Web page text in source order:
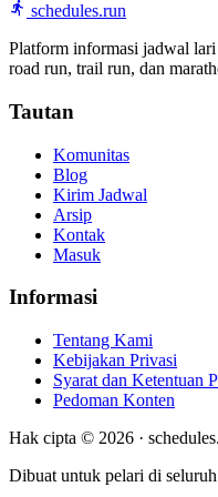
schedules.run
Platform informasi jadwal
road run, trail run, dan
Tautan
Komunitas
Blog
Kirim Jadwal
Arsip
Kontak
Masuk
Informasi
Tentang Kami
Kebijakan Privasi
Syarat dan Ketentuan
Pedoman Konten
Hak cipta © 2026 ·
Dibuat untuk pelari di